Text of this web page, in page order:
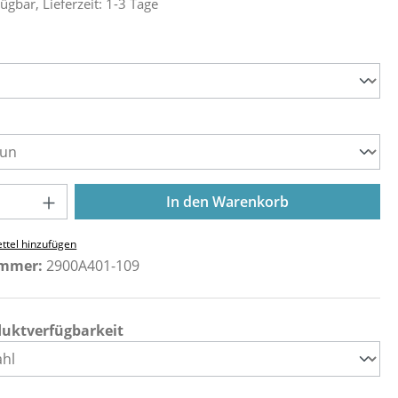
Anzahl: Gib den gewünschten Wert
In den Warenkorb
hinzufügen
2900A401-109